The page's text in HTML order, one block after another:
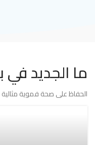
ما الجديد في
الحفاظ على صحة فموية مثالية